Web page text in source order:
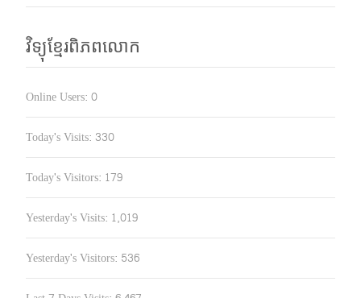
វិទ្យុខ្មែរពិភពលោក
Online Users: 0
Today's Visits: 330
Today's Visitors: 179
Yesterday's Visits: 1,019
Yesterday's Visitors: 536